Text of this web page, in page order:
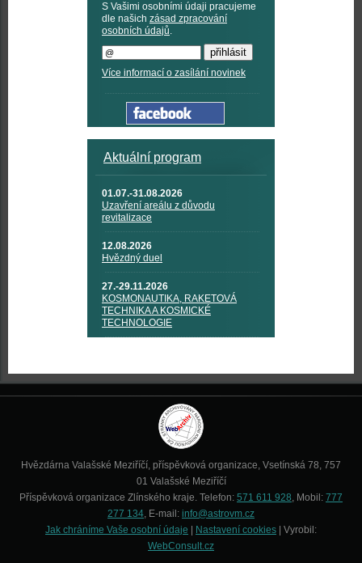
S Vašimi osobními údaji pracujeme
dle našich zásad zpracování
osobních údajů.
Více informací o zasílání novinek
Aktuální program
01.07.-31.08.2026
Uzavření areálu z důvodu
revitalizace
12.08.2026
Hvězdný duel
27.-29.11.2026
KOSMONAUTIKA, RAKETOVÁ
TECHNIKA A KOSMICKÉ
TECHNOLOGIE
Hvězdárna Valašské Meziříčí, příspěvková organizace, Vsetínská 78, 757
01 Valašské Meziříčí
Příspěvková organizace Zlínského kraje. Telefon: 571 611 928, Mobil: 777
277 134, E-mail: info@astrovm.cz
Jak chráníme Vaše osobní údaje
Nastavení cookies | Vyrobil:
WebConsult.cz